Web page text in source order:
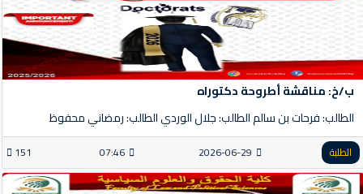
ب/خ: مناقشة أطروحة دكتوراه
الطالب: فرحات بن سالم الطالب: جلال الوردي الطالب: رمضاني محفوظ
الطلبة 2026-06-29
07:46
151